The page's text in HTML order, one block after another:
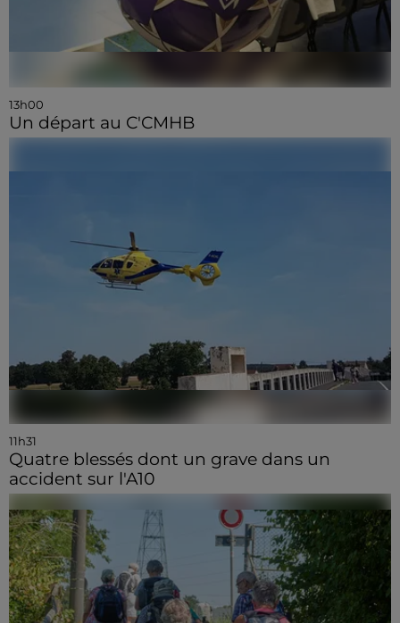
13h00
Un départ au C'CMHB
11h31
Quatre blessés dont un grave dans un
accident sur l'A10